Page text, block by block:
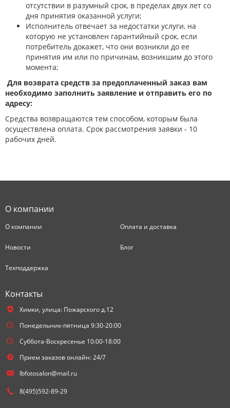
отсутствии в разумный срок, в пределах двух лет со
дня принятия оказанной услуги;
Исполнитель отвечает за недостатки услуги, на
которую не установлен гарантийный срок, если
потребитель докажет, что они возникли до ее
принятия им или по причинам, возникшим до этого
момента;
Для возврата средств за предоплаченный заказ вам
необходимо заполнить заявление и отправить его по
адресу:
Средства возвращаются тем способом, которым была
осуществлена оплата. Срок рассмотрения заявки - 10
рабочих дней.
О компании
О компании Оплата и доставка
Новости Блог
Техподдержка
Контакты
Химки, улица: Пожарского д.12
Понедельник-пятница 9:30-20:00
Суббота-Воскресенье 10:00-18:00
Прием заказов онлайн: 24/7
lbfotosalon@mail.ru
8(495)592-89-29